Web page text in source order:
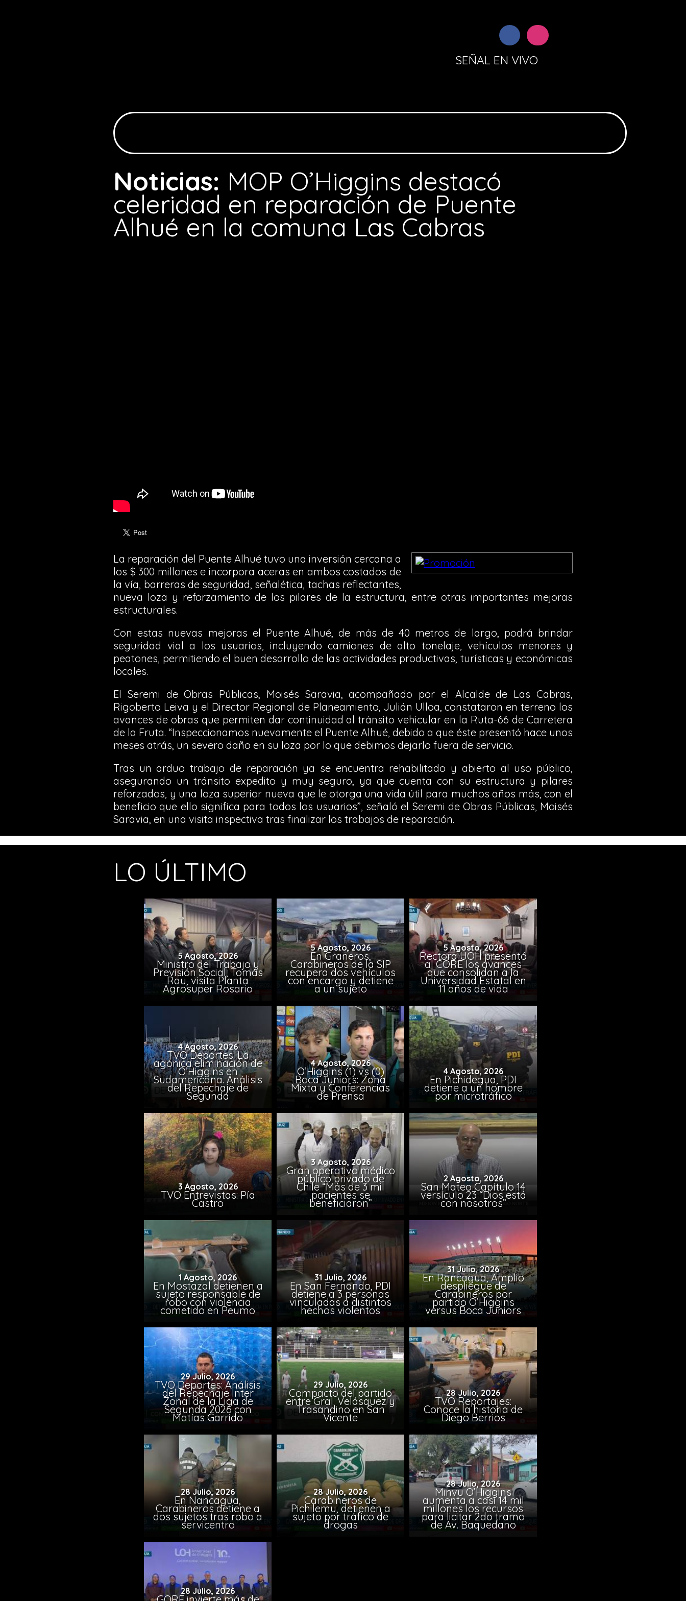
SEÑAL EN VIVO
Noticias: MOP O’Higgins destacó
celeridad en reparación de Puente
Alhué en la comuna Las Cabras
La reparación del Puente Alhué tuvo una inversión cercana a
los $ 300 millones e incorpora aceras en ambos costados de
la vía, barreras de seguridad, señalética, tachas reflectantes,
nueva loza y reforzamiento de los pilares de la estructura, entre otras importantes mejoras
estructurales.
Con estas nuevas mejoras el Puente Alhué, de más de 40 metros de largo, podrá brindar
seguridad vial a los usuarios, incluyendo camiones de alto tonelaje, vehículos menores y
peatones, permitiendo el buen desarrollo de las actividades productivas, turísticas y económicas
locales.
El Seremi de Obras Públicas, Moisés Saravia, acompañado por el Alcalde de Las Cabras,
Rigoberto Leiva y el Director Regional de Planeamiento, Julián Ulloa, constataron en terreno los
avances de obras que permiten dar continuidad al tránsito vehicular en la Ruta-66 de Carretera
de la Fruta. “Inspeccionamos nuevamente el Puente Alhué, debido a que éste presentó hace unos
meses atrás, un severo daño en su loza por lo que debimos dejarlo fuera de servicio.
Tras un arduo trabajo de reparación ya se encuentra rehabilitado y abierto al uso público,
asegurando un tránsito expedito y muy seguro, ya que cuenta con su estructura y pilares
reforzados, y una loza superior nueva que le otorga una vida útil para muchos años más, con el
beneficio que ello significa para todos los usuarios”, señaló el Seremi de Obras Públicas, Moisés
Saravia, en una visita inspectiva tras finalizar los trabajos de reparación.
LO ÚLTIMO
5 Agosto, 2026
Ministro del Trabajo y
Previsión Social, Tomás
Rau, visita Planta
Agrosuper Rosario
5 Agosto, 2026
En Graneros,
Carabineros de la SIP
recupera dos vehículos
con encargo y detiene
a un sujeto
5 Agosto, 2026
Rectora UOH presentó
al CORE los avances
que consolidan a la
Universidad Estatal en
11 años de vida
4 Agosto, 2026
TVO Deportes: La
agónica eliminación de
O’Higgins en
Sudamericana. Análisis
del Repechaje de
Segunda
4 Agosto, 2026
O’Higgins (1) vs (0)
Boca Juniors: Zona
Mixta y Conferencias
de Prensa
4 Agosto, 2026
En Pichidegua, PDI
detiene a un hombre
por microtráfico
3 Agosto, 2026
TVO Entrevistas: Pía
Castro
3 Agosto, 2026
Gran operativo médico
público privado de
Chile “Más de 3 mil
pacientes se
beneficiaron”
2 Agosto, 2026
San Mateo Capítulo 14
versículo 23 “Dios está
con nosotros”
1 Agosto, 2026
En Mostazal detienen a
sujeto responsable de
robo con violencia
cometido en Peumo
31 Julio, 2026
En San Fernando, PDI
detiene a 3 personas
vinculadas a distintos
hechos violentos
31 Julio, 2026
En Rancagua, Amplio
despliegue de
Carabineros por
partido O’Higgins
versus Boca Juniors
29 Julio, 2026
TVO Deportes: Análisis
del Repechaje Inter
Zonal de la Liga de
Segunda 2026 con
Matías Garrido
29 Julio, 2026
Compacto del partido
entre Gral. Velásquez y
Trasandino en San
Vicente
28 Julio, 2026
TVO Reportajes:
Conoce la historia de
Diego Berrios
28 Julio, 2026
En Nancagua,
Carabineros detiene a
dos sujetos tras robo a
servicentro
28 Julio, 2026
Carabineros de
Pichilemu, detienen a
sujeto por tráfico de
drogas
28 Julio, 2026
Minvu O’Higgins
aumenta a casi 14 mil
millones los recursos
para licitar 2do tramo
de Av. Baquedano
28 Julio, 2026